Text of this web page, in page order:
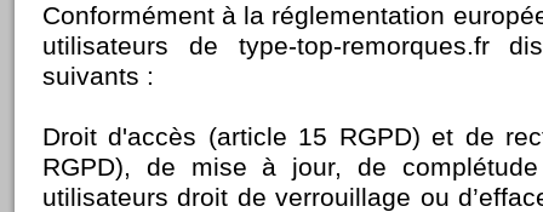
Conformément à la réglementation
utilisateurs de type-top-remorques.fr
suivants :
Droit d'accès (article 15 RGPD) et de
RGPD), de mise à jour, de
utilisateurs droit de verrouillage ou